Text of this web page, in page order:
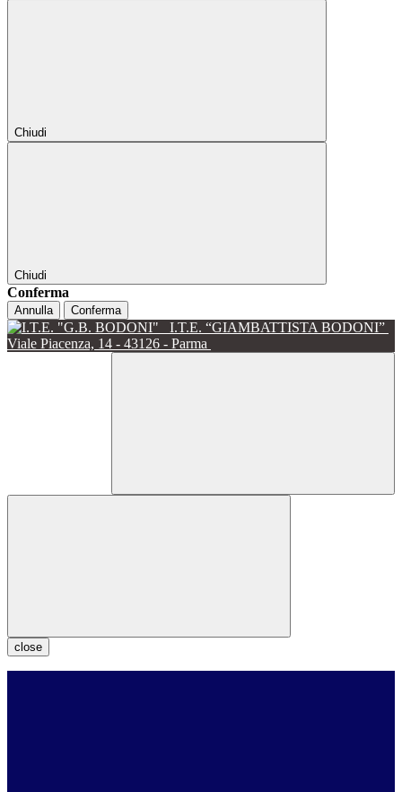
Chiudi
Chiudi
Conferma
Annulla Conferma
I.T.E. “GIAMBATTISTA BODONI”
Viale Piacenza, 14 - 43126 - Parma
close